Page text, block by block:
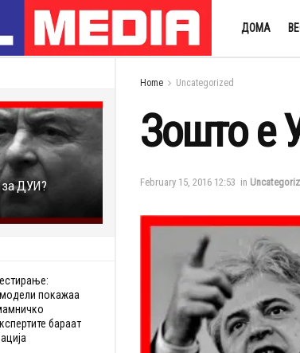
за ДУИ?
покажаа
бараат
ДОМА
Home Uncategorized
Зошто е
February 15, 2016 12:53 in